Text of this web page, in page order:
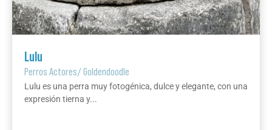
Lulu
Perros Actores/Goldendoodle
Lulu es una perra muy fotogénica, dulce y elegante, con una
expresión tierna y...